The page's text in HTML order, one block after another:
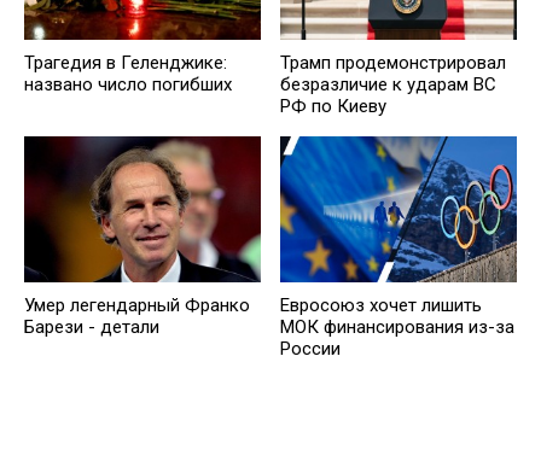
Трагедия в Геленджике:
названо число погибших
Трамп продемонстрировал
безразличие к ударам ВС
РФ по Киеву
Умер легендарный Франко
Барези - детали
Евросоюз хочет лишить
МОК финансирования из-за
России